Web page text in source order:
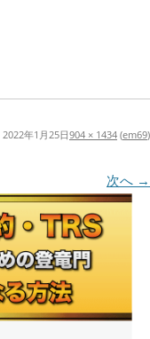
2022年1月25日904 × 1434 (em69)
次へ →